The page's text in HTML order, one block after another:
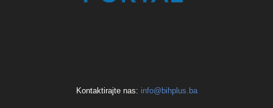
Kontaktirajte nas: info@bihplus.ba